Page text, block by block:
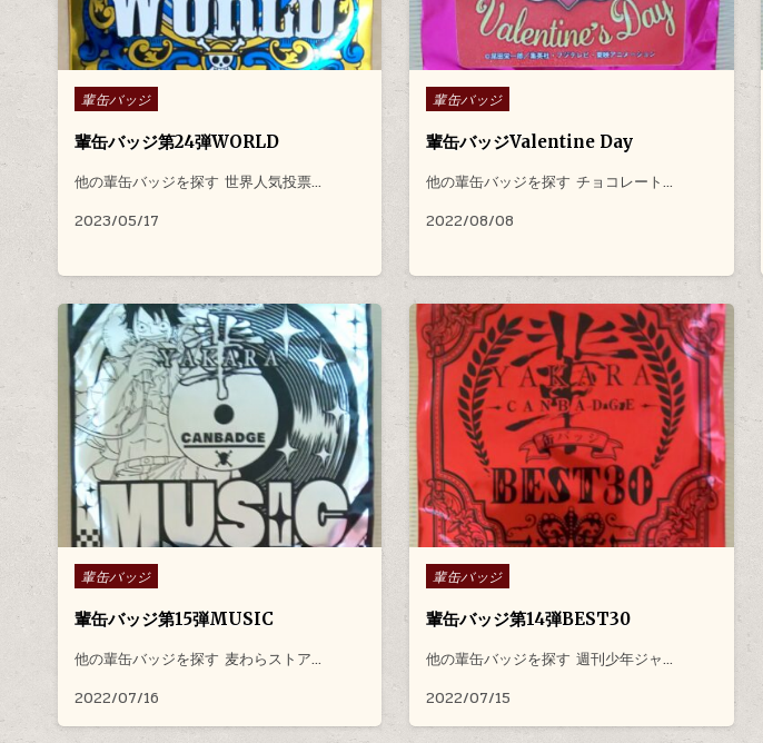
Posted in
輩缶バッジ
輩缶バッジ第24弾WORLD
他の輩缶バッジを探す 世界人気投票…
2023/05/17
Posted in
輩缶バッジ
輩缶バッジValentine Day
他の輩缶バッジを探す チョコレート…
2022/08/08
Posted in
輩缶バッジ
輩缶バッジ第15弾MUSIC
他の輩缶バッジを探す 麦わらストア…
2022/07/16
Posted in
輩缶バッジ
輩缶バッジ第14弾BEST30
他の輩缶バッジを探す 週刊少年ジャ…
2022/07/15